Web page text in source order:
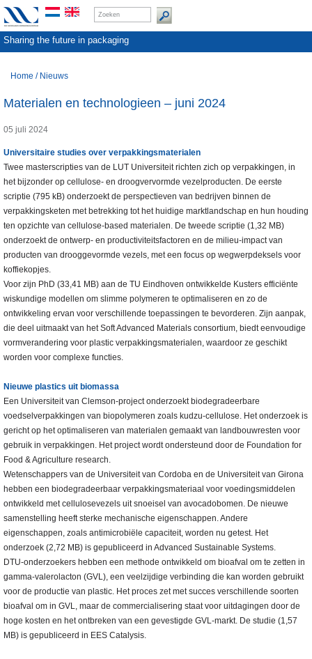
Sharing the future in packaging
Home / Nieuws
Materialen en technologieen – juni 2024
05 juli 2024
Universitaire studies over verpakkingsmaterialen
Twee masterscripties van de LUT Universiteit richten zich op verpakkingen, in
het bijzonder op cellulose- en droogvervormde vezelproducten. De eerste
scriptie (795 kB) onderzoekt de perspectieven van bedrijven binnen de
verpakkingsketen met betrekking tot het huidige marktlandschap en hun houding
ten opzichte van cellulose-based materialen. De tweede scriptie (1,32 MB)
onderzoekt de ontwerp- en productiviteitsfactoren en de milieu-impact van
producten van drooggevormde vezels, met een focus op wegwerpdeksels voor
koffiekopjes.
Voor zijn PhD (33,41 MB) aan de TU Eindhoven ontwikkelde Kusters efficiënte
wiskundige modellen om slimme polymeren te optimaliseren en zo de
ontwikkeling ervan voor verschillende toepassingen te bevorderen. Zijn aanpak,
die deel uitmaakt van het Soft Advanced Materials consortium, biedt eenvoudige
vormverandering voor plastic verpakkingsmaterialen, waardoor ze geschikt
worden voor complexe functies.
Nieuwe plastics uit biomassa
Een Universiteit van Clemson-project onderzoekt biodegradeerbare
voedselverpakkingen van biopolymeren zoals kudzu-cellulose. Het onderzoek is
gericht op het optimaliseren van materialen gemaakt van landbouwresten voor
gebruik in verpakkingen. Het project wordt ondersteund door de Foundation for
Food & Agriculture research.
Wetenschappers van de Universiteit van Cordoba en de Universiteit van Girona
hebben een biodegradeerbaar verpakkingsmateriaal voor voedingsmiddelen
ontwikkeld met cellulosevezels uit snoeisel van avocadobomen. De nieuwe
samenstelling heeft sterke mechanische eigenschappen. Andere
eigenschappen, zoals antimicrobiële capaciteit, worden nu getest. Het
onderzoek (2,72 MB) is gepubliceerd in Advanced Sustainable Systems.
DTU-onderzoekers hebben een methode ontwikkeld om bioafval om te zetten in
gamma-valerolacton (GVL), een veelzijdige verbinding die kan worden gebruikt
voor de productie van plastic. Het proces zet met succes verschillende soorten
bioafval om in GVL, maar de commercialisering staat voor uitdagingen door de
hoge kosten en het ontbreken van een gevestigde GVL-markt. De studie (1,57
MB) is gepubliceerd in EES Catalysis.